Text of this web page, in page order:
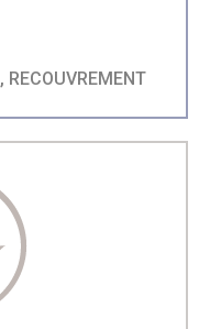
RECOUVREMENT